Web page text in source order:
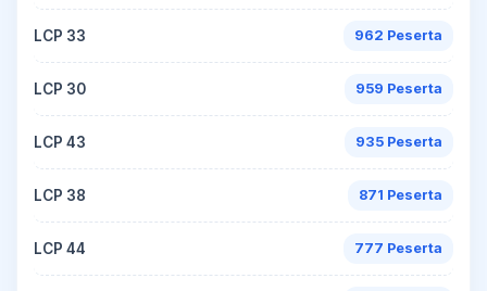
LCP 33 962 Peserta
LCP 30 959 Peserta
LCP 43 935 Peserta
LCP 38 871 Peserta
LCP 44 777 Peserta